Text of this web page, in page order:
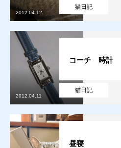
猫日記
2012.04.12
猫日記
コーチ 時計
2012.04.11
昼寝